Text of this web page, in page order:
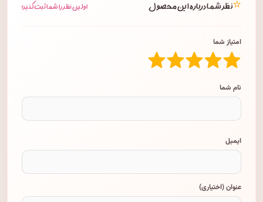
⭐نظر شما درباره این محصول اولین نظر را شما ثبت کنید!
امتیاز شما
نام شما
ایمیل
عنوان (اختیاری)